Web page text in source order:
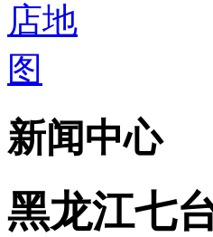
新闻中心
黑龙江七